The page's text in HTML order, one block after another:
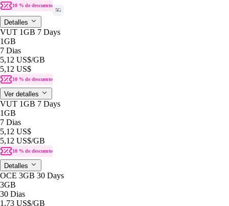
10 % de descuento
5G
Detalles
VUT 1GB 7 Days
1GB
7 Dias
5,12 US$/GB
5,12 US$
10 % de descuento
Ver detalles
VUT 1GB 7 Days
1GB
7 Dias
5,12 US$
5,12 US$/GB
10 % de descuento
Detalles
OCE 3GB 30 Days
3GB
30 Dias
1,73 US$/GB